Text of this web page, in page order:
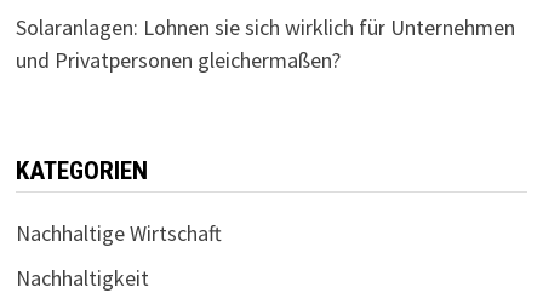
Solaranlagen: Lohnen sie sich wirklich für Unternehmen
und Privatpersonen gleichermaßen?
KATEGORIEN
Nachhaltige Wirtschaft
Nachhaltigkeit